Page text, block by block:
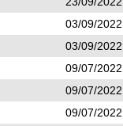
03/09/
03/09/
09/07/
09/07/
09/07/